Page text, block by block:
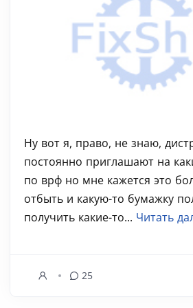
Ну вот я, право, не знаю,
постоянно приглашают на
по врф но мне кажется это
отбыть и какую-то бумажку
получить какие-то... Читать
25